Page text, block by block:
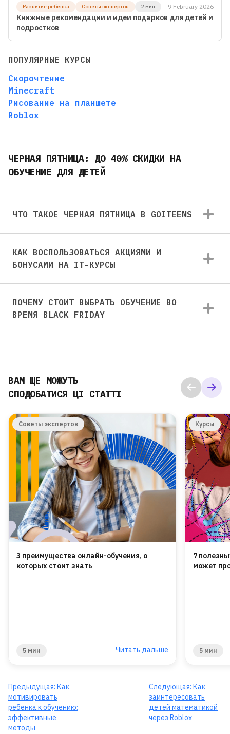
Развитие ребенка Советы экспертов 2 мин 9 February 2026
Книжные рекомендации и идеи подарков для детей и
подростков
ПОПУЛЯРНЫЕ КУРСЫ
Скорочтение
Minecraft
Рисование на планшете
Roblox
ЧЕРНАЯ ПЯТНИЦА: ДО 40% СКИДКИ НА
ОБУЧЕНИЕ ДЛЯ ДЕТЕЙ
ЧТО ТАКОЕ ЧЕРНАЯ ПЯТНИЦА В GOITEENS
КАК ВОСПОЛЬЗОВАТЬСЯ АКЦИЯМИ И
БОНУСАМИ НА IT-КУРСЫ
ПОЧЕМУ СТОИТ ВЫБРАТЬ ОБУЧЕНИЕ ВО
ВРЕМЯ BLACK FRIDAY
ВАМ ЩЕ МОЖУТЬ
СПОДОБАТИСЯ ЦІ СТАТТІ
Советы экспертов
3 преимущества онлайн-обучения, о
которых стоит знать
5 мин Читать дальше
Курсы
7
может
5 мин
Предыдущая: Как
мотивировать
ребенка к обучению:
эффективные
методы
Следующая: Как
заинтересовать
детей математикой
через Roblox